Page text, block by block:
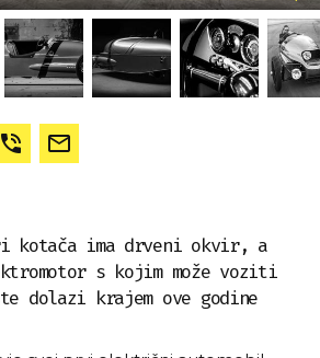
kotača ima drveni okvir, a
s kojim može voziti
dolazi krajem ove godine